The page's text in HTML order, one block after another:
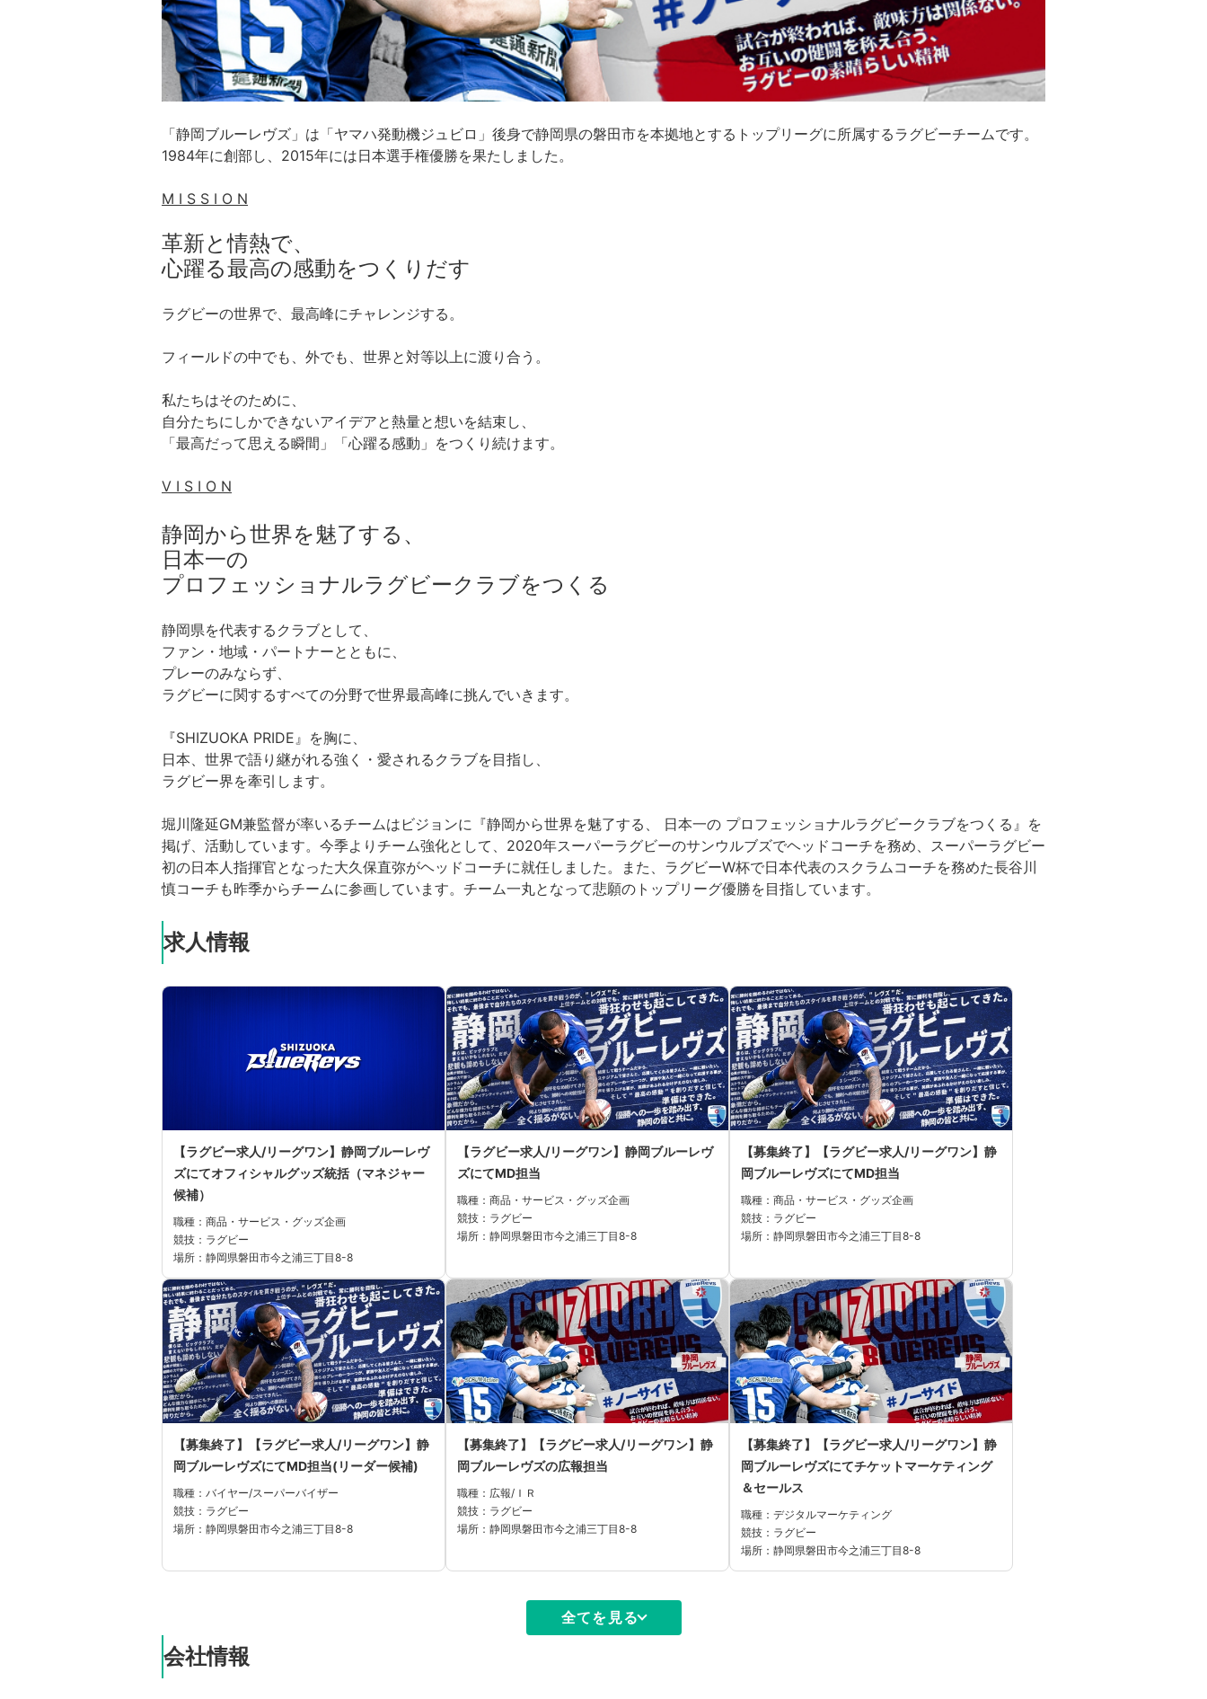
「静岡ブルーレヴズ」は「ヤマハ発動機ジュビロ」後身で静岡県の磐田市を本拠地とするトップリーグに所属するラグビーチームです。
1984年に創部し、2015年には日本選手権優勝を果たしました。
M I S S I O N
革新と情熱で、
心躍る最高の感動をつくりだす
ラグビーの世界で、最高峰にチャレンジする。
フィールドの中でも、外でも、世界と対等以上に渡り合う。
私たちはそのために、
自分たちにしかできないアイデアと熱量と想いを結束し、
「最高だって思える瞬間」「心躍る感動」をつくり続けます。
V I S I O N
静岡から世界を魅了する、
日本一の
プロフェッショナルラグビークラブをつくる
静岡県を代表するクラブとして、
ファン・地域・パートナーとともに、
プレーのみならず、
ラグビーに関するすべての分野で世界最高峰に挑んでいきます。
『SHIZUOKA PRIDE』を胸に、
日本、世界で語り継がれる強く・愛されるクラブを目指し、
ラグビー界を牽引します。
堀川隆延GM兼監督が率いるチームはビジョンに『静岡から世界を魅了する、 日本一の プロフェッショナルラグビークラブをつくる』を
掲げ、活動しています。今季よりチーム強化として、2020年スーパーラグビーのサンウルブズでヘッドコーチを務め、スーパーラグビー
初の日本人指揮官となった大久保直弥がヘッドコーチに就任しました。また、ラグビーW杯で日本代表のスクラムコーチを務めた長谷川
慎コーチも昨季からチームに参画しています。チーム一丸となって悲願のトップリーグ優勝を目指しています。
求人情報
【ラグビー求人/リーグワン】静岡ブルーレヴ
ズにてオフィシャルグッズ統括（マネジャー
候補）
職種：商品・サービス・グッズ企画
競技：ラグビー
場所：静岡県磐田市今之浦三丁目8-8
【ラグビー求人/リーグワン】静岡ブルーレヴ
ズにてMD担当
職種：商品・サービス・グッズ企画
競技：ラグビー
場所：静岡県磐田市今之浦三丁目8-8
【募集終了】【ラグビー求人/リーグワン】静
岡ブルーレヴズにてMD担当
職種：商品・サービス・グッズ企画
競技：ラグビー
場所：静岡県磐田市今之浦三丁目8-8
【募集終了】【ラグビー求人/リーグワン】静
岡ブルーレヴズにてMD担当(リーダー候補)
職種：バイヤー/スーパーバイザー
競技：ラグビー
場所：静岡県磐田市今之浦三丁目8-8
【募集終了】【ラグビー求人/リーグワン】静
岡ブルーレヴズの広報担当
職種：広報/ＩＲ
競技：ラグビー
場所：静岡県磐田市今之浦三丁目8-8
【募集終了】【ラグビー求人/リーグワン】静
岡ブルーレヴズにてチケットマーケティング
＆セールス
職種：デジタルマーケティング
競技：ラグビー
場所：静岡県磐田市今之浦三丁目8-8
全てを見る
会社情報